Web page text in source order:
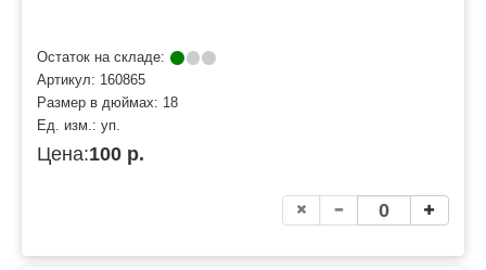
Остаток на складе:
Артикул: 160865
Размер в дюймах: 18
Ед. изм.: уп.
Цена:100 р.